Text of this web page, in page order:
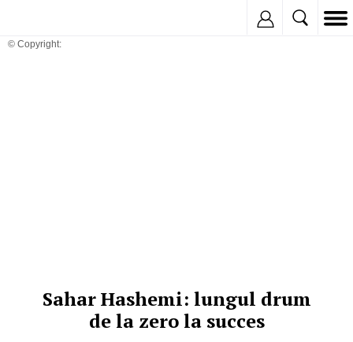
© Copyright:
Sahar Hashemi: lungul drum
de la zero la succes